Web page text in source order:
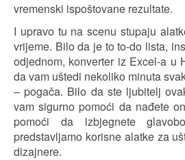
vremenski ispoštovane rezultate.
I upravo tu na scenu stupaju
vrijeme. Bilo da je to to-do lista,
odjednom, konverter iz Excel-a u
da vam uštedi nekoliko minuta
– pogača. Bilo da ste ljubitelj
vam sigurno pomoći da nađete
pomoći da izbjegnete
predstavljamo korisne alatke za
dizajnere.